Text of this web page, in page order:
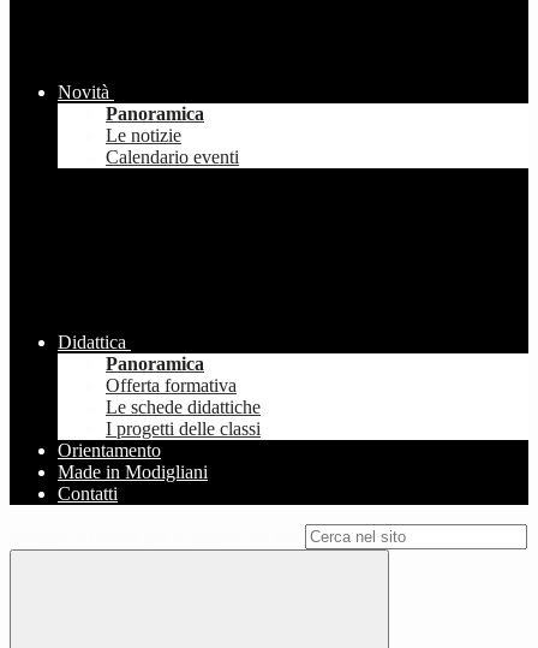
Novità
Panoramica
Le notizie
Calendario eventi
Didattica
Panoramica
Offerta formativa
Le schede didattiche
I progetti delle classi
Orientamento
Made in Modigliani
Contatti